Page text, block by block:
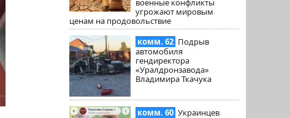
военные конфликты
угрожают мировым
ценам на продовольствие
комм. 62 Подрыв
автомобиля
гендиректора
«Уралдронзавода»
Владимира Ткачука
комм. 60 Украинцев